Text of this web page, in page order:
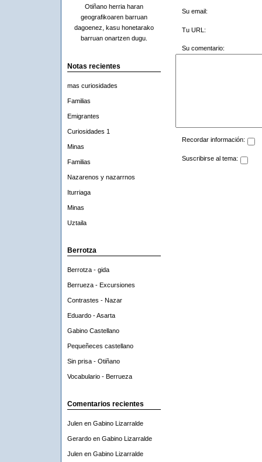
Otiñano herria haran
geografikoaren barruan
dagoenez, kasu honetarako
barruan onartzen dugu.
Notas recientes
mas curiosidades
Familias
Emigrantes
Curiosidades 1
Minas
Familias
Nazarenos y nazarrnos
Iturriaga
Minas
Uztaila
Berrotza
Berrotza - gida
Berrueza - Excursiones
Contrastes - Nazar
Eduardo - Asarta
Gabino Castellano
Pequeñeces castellano
Sin prisa - Otiñano
Vocabulario - Berrueza
Comentarios recientes
Julenen Gabino Lizarralde
Gerardoen Gabino Lizarralde
Julenen Gabino Lizarralde
Su email:
Tu URL:
Su comentario:
Recordar información:
Suscribirse al tema: